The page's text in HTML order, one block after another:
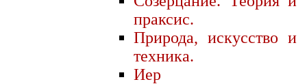
праксис.
Природа, искусство и
техника.
Иер